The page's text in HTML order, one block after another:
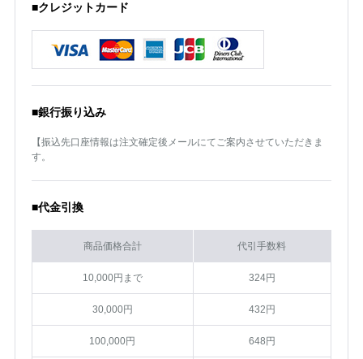
■クレジットカード
■銀行振り込み
【振込先口座情報は注文確定後メールにてご案内させていただきま
す。
■代金引換
商品価格合計 代引手数料
10,000円まで 324円
30,000円 432円
100,000円 648円